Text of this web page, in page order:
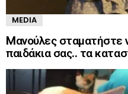
MEDIA
Mανούλες σταματήστε
παιδάκια σας.. τα